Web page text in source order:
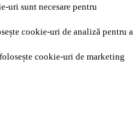
uri sunt necesare pentru
cookie-uri de analiză pentru a
cookie-uri de marketing